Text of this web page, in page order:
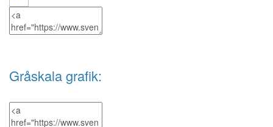
Gråskala grafik: